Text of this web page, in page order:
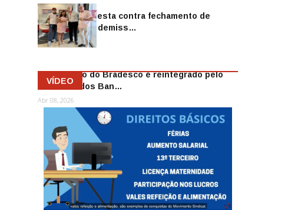
Sindicato protesta contra fechamento de
agências e as demiss…
Mai 13, 2026
Funcionário do Bradesco é reintegrado pelo
Sindicato dos Ban…
Abr 08, 2026
VÍDEO